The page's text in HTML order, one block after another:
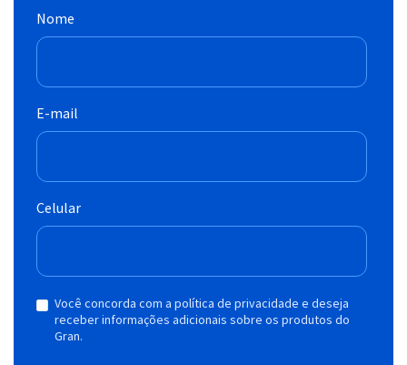
Nome
E-mail
Celular
Você concorda com a política de privacidade e deseja
receber informações adicionais sobre os produtos do
Gran.